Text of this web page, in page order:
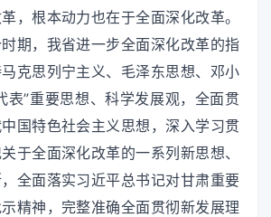
，根本动力也在于全面深化改革。
期，我省进一步全面深化改革的指
克思列宁主义、毛泽东思想、邓小
表”重要思想、科学发展观，全面贯
国特色社会主义思想，深入学习贯
于全面深化改革的一系列新思想、
全面落实习近平总书记对甘肃重要
精神，完整准确全面贯彻新发展理